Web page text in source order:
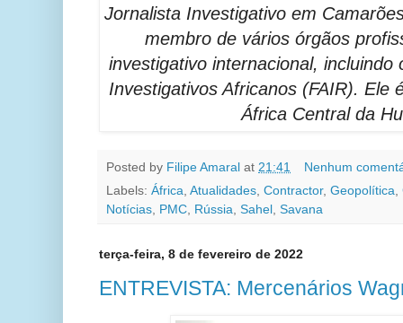
Jornalista Investigativo em
membro de vários órgãos
investigativo internacional,
Investigativos Africanos (FAIR). Ele
África Central da
Posted by Filipe Amaral at 21:41
Nenhum
Labels: África, Atualidades, Contractor, Geopolítica,
Notícias, PMC, Rússia, Sahel , Savana
terça-feira, 8 de fevereiro de 2022
ENTREVISTA: Mercenários